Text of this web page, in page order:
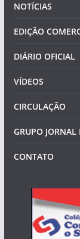
NOTÍCIAS
EDIÇÃO
DIÁRIO OFICIAL
VÍDEOS
CIRCULAÇÃO
GRUPO JORNAL
CONTATO